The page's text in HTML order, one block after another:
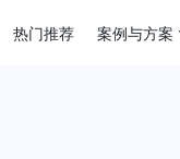
热门推荐 案例与方案